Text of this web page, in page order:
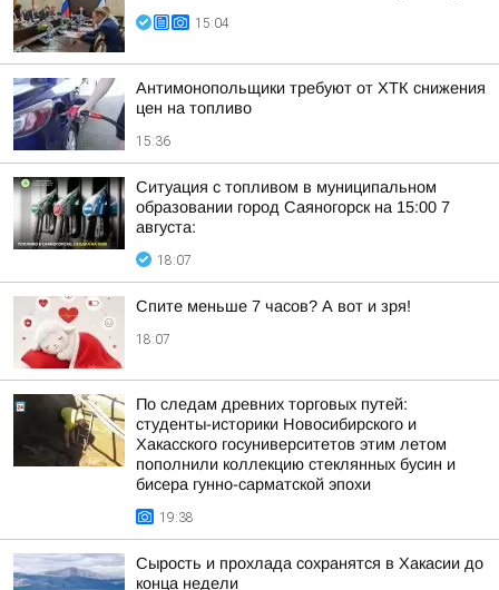
15:04
Антимонопольщики требуют от ХТК снижения
цен на топливо
15:36
Ситуация с топливом в муниципальном
образовании город Саяногорск на 15:00 7
августа:
18:07
Спите меньше 7 часов? А вот и зря!
18:07
По следам древних торговых путей:
студенты-историки Новосибирского и
Хакасского госуниверситетов этим летом
пополнили коллекцию стеклянных бусин и
бисера гунно-сарматской эпохи
19:38
Сырость и прохлада сохранятся в Хакасии до
конца недели